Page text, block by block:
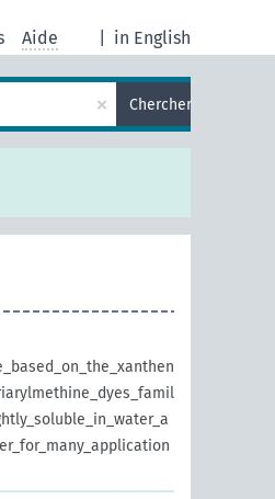
in English
Aide
× Chercher